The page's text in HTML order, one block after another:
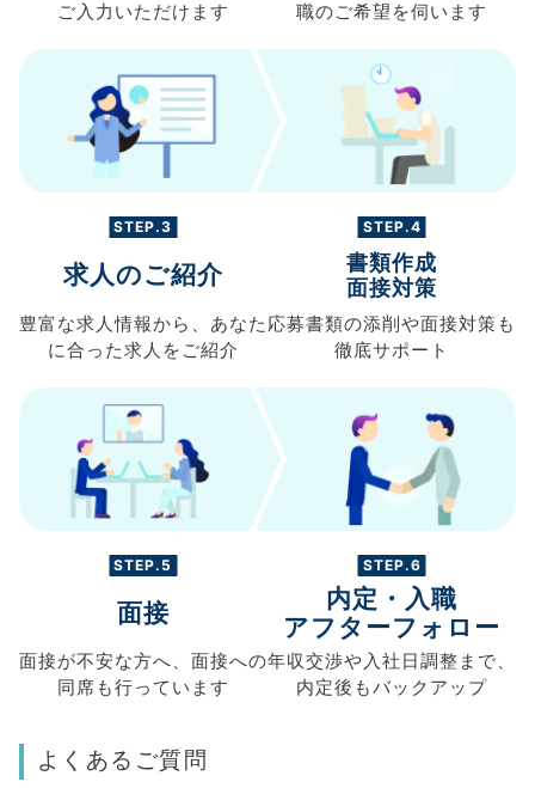
ご入力 いただけます
職のご希望を伺います
STEP.3
求人のご紹介
豊富な求人情報から、 あなた
に合った求人を ご紹介
STEP.4
書類作成
面接対策
応募書類の添削や面接対策も
徹底サポート
STEP.5
面接
面接が不安な方へ、 面接への
同席も行っています
STEP.6
内定・入職
アフターフォロー
年収交渉や入社日調整まで、
内定後もバックアップ
よくあるご質問